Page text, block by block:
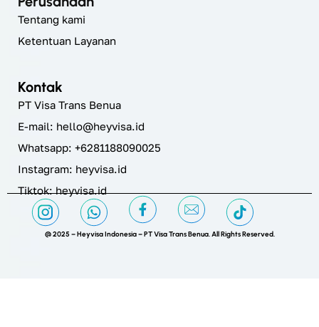
Tentang kami
Ketentuan Layanan
Kontak
PT Visa Trans Benua
E-mail: hello@heyvisa.id
Whatsapp: +6281188090025
Instagram: heyvisa.id
Tiktok: heyvisa.id
@ 2025 – Heyvisa Indonesia – PT Visa Trans Benua. All Rights Reserved.